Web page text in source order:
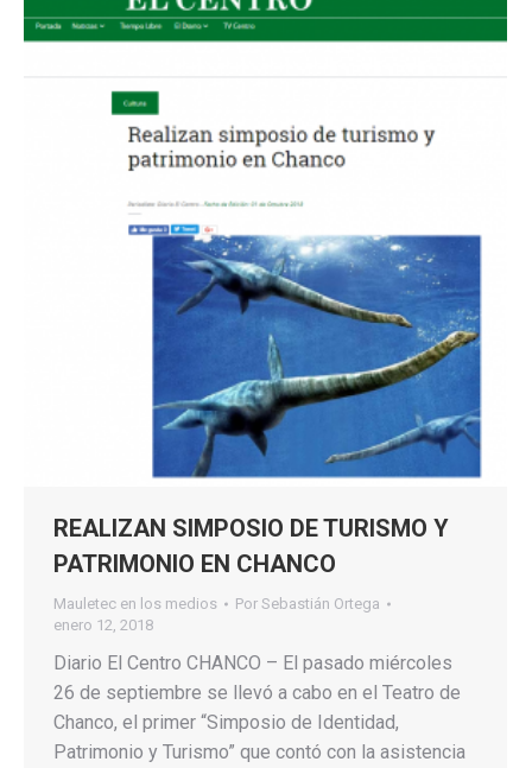
REALIZAN SIMPOSIO DE TURISMO Y
PATRIMONIO EN CHANCO
Mauletec en los medios Por Sebastián Ortega
enero 12, 2018
Diario El Centro CHANCO – El pasado miércoles
26 de septiembre se llevó a cabo en el Teatro de
Chanco, el primer “Simposio de Identidad,
Patrimonio y Turismo” que contó con la asistencia